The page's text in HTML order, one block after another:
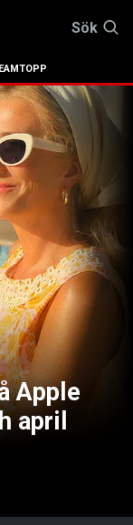
Sök
Apple
april